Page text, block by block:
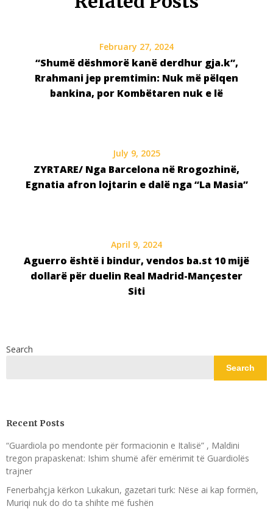
February 27, 2024
“Shumë dëshmorë kanë derdhur gja.k”,
Rrahmani jep premtimin: Nuk më pëlqen
bankina, por Kombëtaren nuk e lë
July 9, 2025
ZYRTARE/ Nga Barcelona në Rrogozhinë,
Egnatia afron lojtarin e dalë nga “La Masia”
April 9, 2024
Aguerro është i bindur, vendos ba.st 10 mijë
dollarë për duelin Real Madrid-Mançester
Siti
Search
Search
Recent Posts
“Guardiola po mendonte për formacionin e Italisë” , Maldini
tregon prapaskenat: Ishim shumë afër emërimit të Guardiolës
trajner
Fenerbahçja kërkon Lukakun, gazetari turk: Nëse ai kap formën,
Muriqi nuk do do ta shihte më fushën